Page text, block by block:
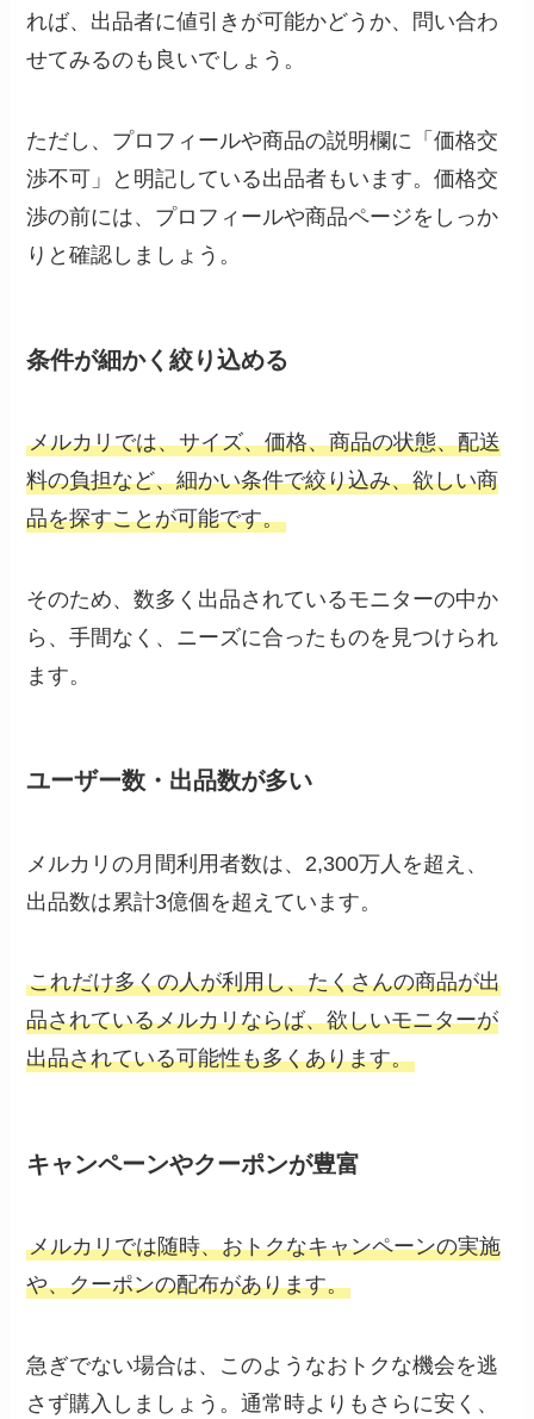
れば、出品者に値引きが可能かどうか、問い合わ
せてみるのも良いでしょう。
ただし、プロフィールや商品の説明欄に「価格交
渉不可」と明記している出品者もいます。価格交
渉の前には、プロフィールや商品ページをしっか
りと確認しましょう。
条件が細かく絞り込める
メルカリでは、サイズ、価格、商品の状態、配送
料の負担など、細かい条件で絞り込み、欲しい商
品を探すことが可能です。
そのため、数多く出品されているモニターの中か
ら、手間なく、ニーズに合ったものを見つけられ
ます。
ユーザー数・出品数が多い
メルカリの月間利用者数は、2,300万人を超え、
出品数は累計3億個を超えています。
これだけ多くの人が利用し、たくさんの商品が出
品されているメルカリならば、欲しいモニターが
出品されている可能性も多くあります。
キャンペーンやクーポンが豊富
メルカリでは随時、おトクなキャンペーンの実施
や、クーポンの配布があります。
急ぎでない場合は、このようなおトクな機会を逃
さず購入しましょう。通常時よりもさらに安く、